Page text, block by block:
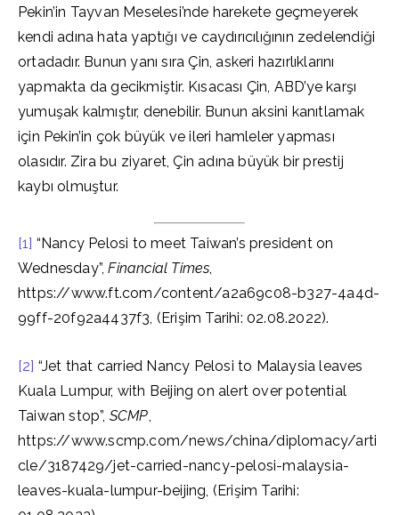
Pekin’in Tayvan Meselesi’nde harekete geçmeyerek
kendi adına hata yaptığı ve caydırıcılığının zedelendiği
ortadadır. Bunun yanı sıra Çin, askeri hazırlıklarını
yapmakta da gecikmiştir. Kısacası Çin, ABD’ye karşı
yumuşak kalmıştır, denebilir. Bunun aksini kanıtlamak
için Pekin’in çok büyük ve ileri hamleler yapması
olasıdır. Zira bu ziyaret, Çin adına büyük bir prestij
kaybı olmuştur.
[1] “Nancy Pelosi to meet Taiwan’s president on
Wednesday”,Financial Times,
https://www.ft.com/content/a2a69c08-b327-4a4d-
99ff-20f92a4437f3, (Erişim Tarihi: 02.08.2022).
[2] “Jet that carried Nancy Pelosi to Malaysia leaves
Kuala Lumpur, with Beijing on alert over potential
Taiwan stop”, SCMP,
https://www.scmp.com/news/china/diplomacy/arti
cle/3187429/jet-carried-nancy-pelosi-malaysia-
leaves-kuala-lumpur-beijing, (Erişim Tarihi: